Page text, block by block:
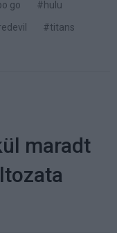
go
#hulu
#titans
maradt